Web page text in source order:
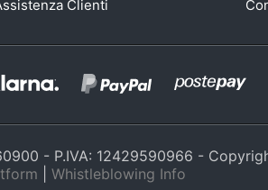
Clienti
- P.IVA: 12429590966 -
Whistleblowing Info